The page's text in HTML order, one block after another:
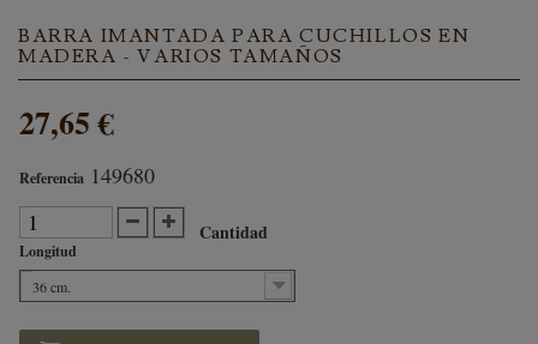
BARRA IMANTADA PARA CUCHILLOS EN
MADERA - VARIOS TAMAÑOS
27,65 €
Referencia 149680
Cantidad
Longitud
36 cm.